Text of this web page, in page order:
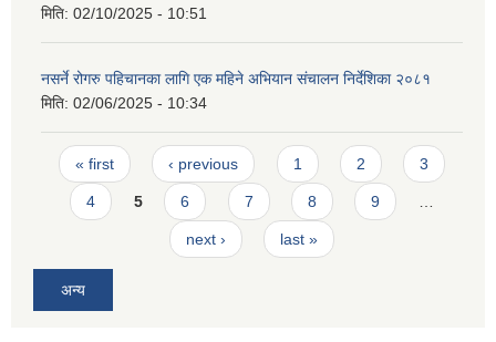
मिति: 02/10/2025 - 10:51
नसर्ने रोगरु पहिचानका लागि एक महिने अभियान संचालन निर्देशिका २०८१
मिति: 02/06/2025 - 10:34
Pages
« first ‹ previous 1 2 3
4 5 6 7 8 9
next › last »
अन्य